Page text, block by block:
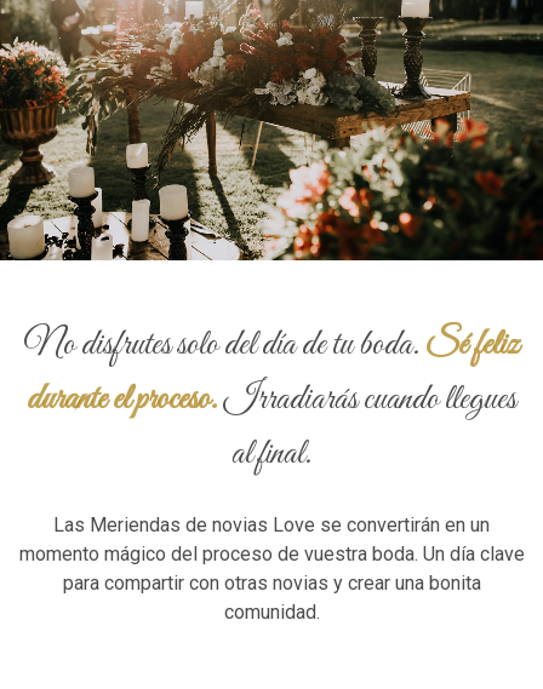
No disfrutes solo del día de tu boda.Sé feliz
durante el proceso.Irradiarás cuando llegues
al final.
Las Meriendas de novias Love se convertirán en un
momento mágico del proceso de vuestra boda. Un día clave
para compartir con otras novias y crear una bonita
comunidad.